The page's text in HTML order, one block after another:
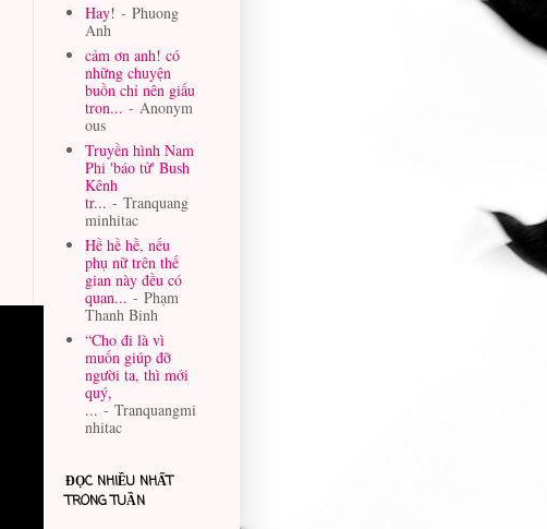
Hay! - Phuong
Anh
cảm ơn anh! có
những chuyện
buồn chỉ nên giấu
tron... - Anonym
ous
Truyền hình Nam
Phi 'báo tử' Bush
Kênh
tr... - Tranquang
minhitac
Hề hề hề, nếu
phụ nữ trên thế
gian này đều có
quan... - Phạm
Thanh Binh
“Cho đi là vì
muốn giúp đỡ
người ta, thì mới
quý,
... - Tranquangmi
nhitac
ĐỌC NHIỀU NHẤT
TRONG TUẦN